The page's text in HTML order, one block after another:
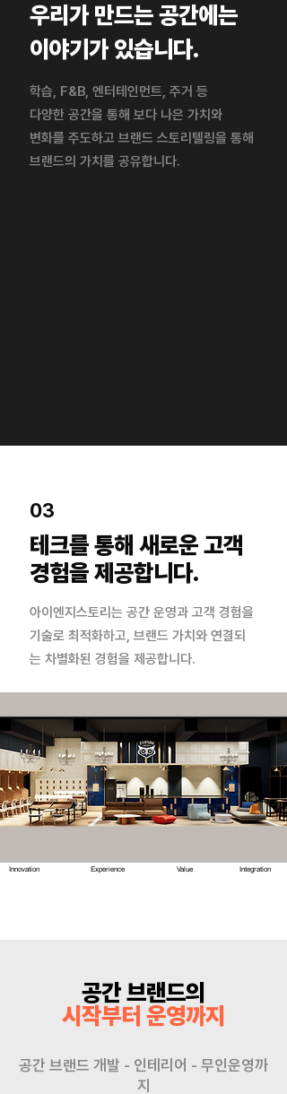
우리가 만드는 공간에는
​이야기가 있습니다.
학습, F&B, 엔터테인먼트, 주거 등
다양한 공간을 통해 보다 나은 가치와
변화를 주도하고 브랜드 스토리텔링을 통해
​브랜드의 가치를 공유합니다.
03
테크를 통해 새로운 고객
경험을 제공합니다.
아이엔지스토리는 공간 운영과 고객 경험을
기술로 최적화하고, 브랜드 가치와 연결되
는 차별화된 ​경험을 제공합니다.
Innovation Experience Value Integration
공간 브랜드의
시작부터 운영까지
공간 브랜드 개발 - 인테리어 - 무인운영까
지